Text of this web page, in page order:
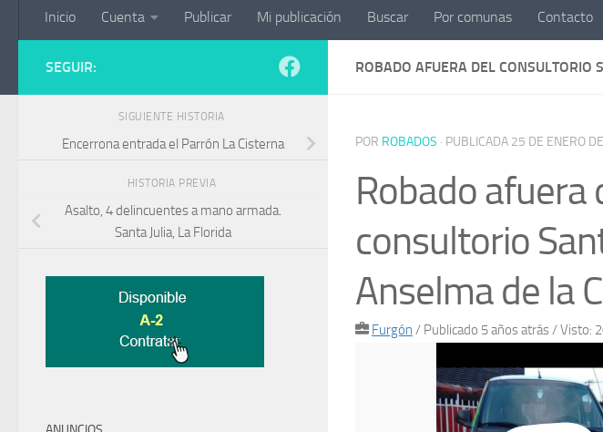
Inicio Cuenta Publicar Mi publicación Buscar Por comunas Contacto
ROBADO AFUERA DEL CONSULTORIO
POR ROBADOS · PUBLICADA 25 DE ENERO
Robado afuera
consultorio
Anselma de la
Furgón / Publicado 5 años atrás/ Visto:
SEGUIR:
SIGUIENTE HISTORIA
Encerrona entrada el Parrón La Cisterna
HISTORIA PREVIA
Asalto, 4 delincuentes a mano armada.
Santa Julia, La Florida